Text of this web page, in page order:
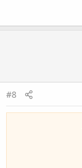
#8